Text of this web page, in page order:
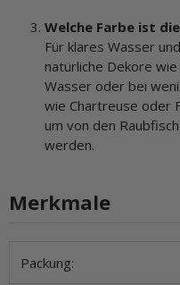
Welche Farbe ist
Für klares Wasser
natürliche Dekore
Wasser oder bei
wie Chartreuse oder
um von den
werden.
Merkmale
Produkteigenschaft
Wert
Packung: